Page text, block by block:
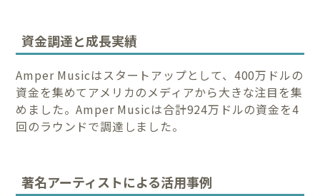
資金調達と成長実績
Amper Musicはスタートアップとして、400万ドルの
資金を集めてアメリカのメディアから大きな注目を集
めました。Amper Musicは合計924万ドルの資金を4
回のラウンドで調達しました。
著名アーティストによる活用事例